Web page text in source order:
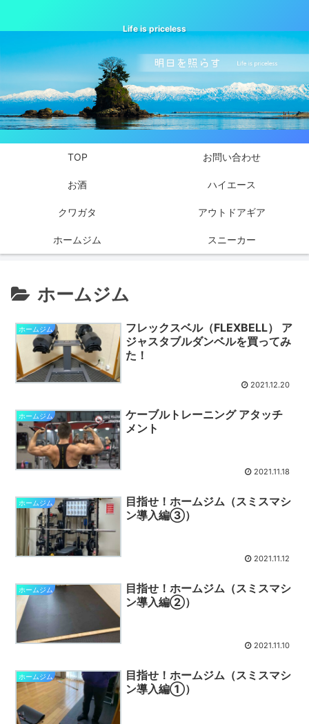
Life is priceless
TOP お問い合わせ
お酒 ハイエース
クワガタ アウトドアギア
ホームジム スニーカー
ホームジム
ホームジム
フレックスベル（FLEXBELL） ア
ジャスタブルダンベルを買ってみ
た！
2021.12.20
ホームジム
ケーブルトレーニング アタッチ
メント
2021.11.18
ホームジム
目指せ！ホームジム（スミスマシ
ン導入編③）
2021.11.12
ホームジム
目指せ！ホームジム（スミスマシ
ン導入編②）
2021.11.10
ホームジム
目指せ！ホームジム（スミスマシ
ン導入編①）